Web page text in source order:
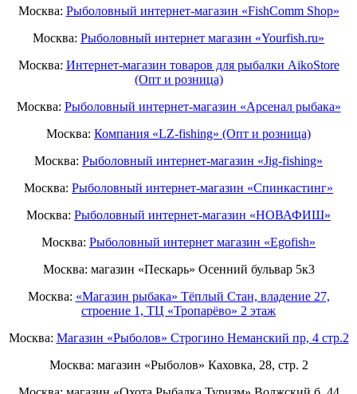
Москва: Рыболовный интернет-магазин «FishComm Shop»
Москва: Рыболовный интернет магазин «Yourfish.ru»
Москва: Интернет-магазин товаров для рыбалки AikoStore
(Опт и розница)
Москва: Рыболовный интернет-магазин «Арсенал рыбака»
Москва: Компания «LZ-fishing» (Опт и розница)
Москва: Рыболовный интернет-магазин «Jig-fishing»
Москва: Рыболовный интернет-магазин «Спинкастинг»
Москва: Рыболовный интернет-магазин «НОВАФИШ»
Москва: Рыболовный интернет магазин «Egofish»
Москва: магазин «Пескарь» Осенний бульвар 5к3
Москва: «Магазин рыбака» Тёплый Стан, владение 27,
строение 1, ТЦ «Тропарёво» 2 этаж
Москва: Магазин «Рыболов» Строгино Неманский пр, 4 стр.2
Москва: магазин «Рыболов» Каховка, 28, стр. 2